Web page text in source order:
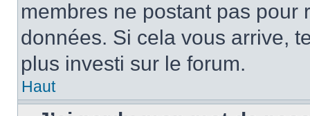
membres ne postant pas
données. Si cela vous arrive,
plus investi sur le forum.
Haut